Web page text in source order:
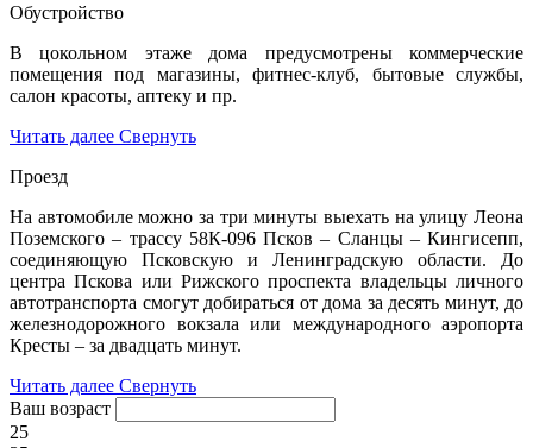
Обустройство
В цокольном этаже дома предусмотрены коммерческие
помещения под магазины, фитнес-клуб, бытовые службы,
салон красоты, аптеку и пр.
Читать далее Свернуть
Проезд
На автомобиле можно за три минуты выехать на улицу Леона
Поземского – трассу 58К-096 Псков – Сланцы – Кингисепп,
соединяющую Псковскую и Ленинградскую области. До
центра Пскова или Рижского проспекта владельцы личного
автотранспорта смогут добираться от дома за десять минут, до
железнодорожного вокзала или международного аэропорта
Кресты – за двадцать минут.
Читать далее Свернуть
Ваш возраст
25